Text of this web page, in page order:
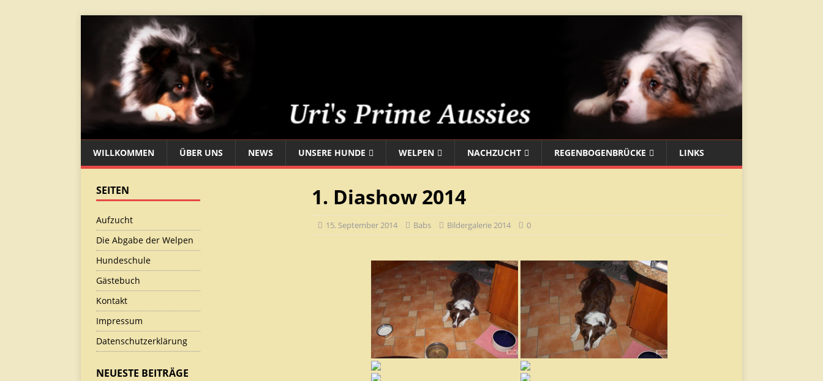
WILLKOMMEN ÜBER UNS NEWS UNSERE HUNDE WELPEN NACHZUCHT REGENBOGENBRÜCKE LINKS
1. Diashow 2014
15. September 2014 Babs Bildergalerie 2014 0
SEITEN
Aufzucht
Die Abgabe der Welpen
Hundeschule
Gästebuch
Kontakt
Impressum
Datenschutzerklärung
NEUESTE BEITRÄGE